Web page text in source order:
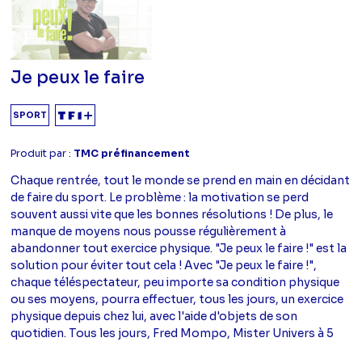
Je peux le faire
SPORT
Produit par : TMC préfinancement
Chaque rentrée, tout le monde se prend en main en décidant
de faire du sport. Le problème : la motivation se perd
souvent aussi vite que les bonnes résolutions ! De plus, le
manque de moyens nous pousse régulièrement à
abandonner tout exercice physique. "Je peux le faire !" est la
solution pour éviter tout cela ! Avec "Je peux le faire !",
chaque téléspectateur, peu importe sa condition physique
ou ses moyens, pourra effectuer, tous les jours, un exercice
physique depuis chez lui, avec l'aide d'objets de son
quotidien. Tous les jours, Fred Mompo, Mister Univers à 5